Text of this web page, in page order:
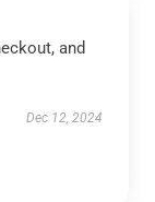
and
Dec 12, 2024